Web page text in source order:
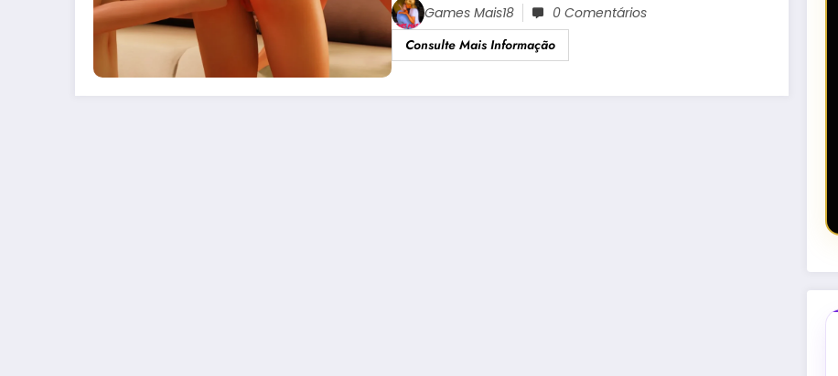
Games Mais18
0 Comentários
Consulte Mais Informação